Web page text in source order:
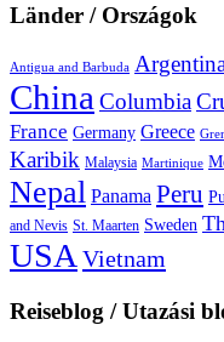
Länder / Országok
Antigua and Barbuda
China Columbia
France Germany Greece
Karibik Malaysia Martinique
Nepal Panama Peru
and Nevis St. Maarten Sweden
USAVietnam
Reiseblog / Utazási